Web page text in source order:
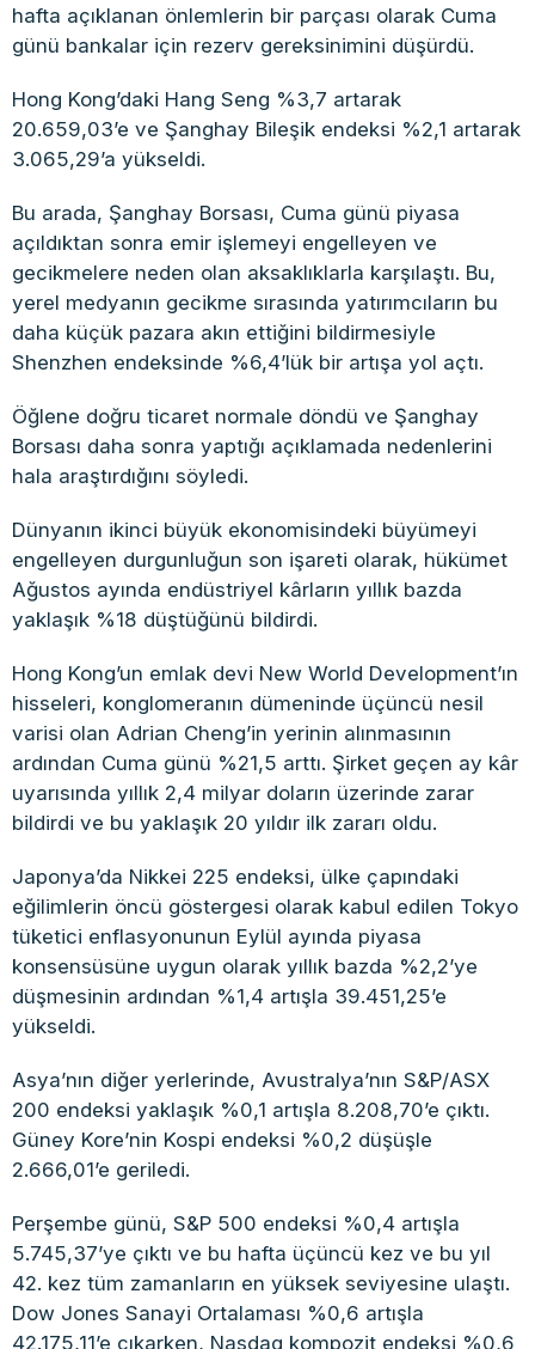
hafta açıklanan önlemlerin bir parçası olarak Cuma
günü bankalar için rezerv gereksinimini düşürdü.
Hong Kong’daki Hang Seng %3,7 artarak
20.659,03’e ve Şanghay Bileşik endeksi %2,1 artarak
3.065,29’a yükseldi.
Bu arada, Şanghay Borsası, Cuma günü piyasa
açıldıktan sonra emir işlemeyi engelleyen ve
gecikmelere neden olan aksaklıklarla karşılaştı. Bu,
yerel medyanın gecikme sırasında yatırımcıların bu
daha küçük pazara akın ettiğini bildirmesiyle
Shenzhen endeksinde %6,4’lük bir artışa yol açtı.
Öğlene doğru ticaret normale döndü ve Şanghay
Borsası daha sonra yaptığı açıklamada nedenlerini
hala araştırdığını söyledi.
Dünyanın ikinci büyük ekonomisindeki büyümeyi
engelleyen durgunluğun son işareti olarak, hükümet
Ağustos ayında endüstriyel kârların yıllık bazda
yaklaşık %18 düştüğünü bildirdi.
Hong Kong’un emlak devi New World Development’ın
hisseleri, konglomeranın dümeninde üçüncü nesil
varisi olan Adrian Cheng’in yerinin alınmasının
ardından Cuma günü %21,5 arttı. Şirket geçen ay kâr
uyarısında yıllık 2,4 milyar doların üzerinde zarar
bildirdi ve bu yaklaşık 20 yıldır ilk zararı oldu.
Japonya’da Nikkei 225 endeksi, ülke çapındaki
eğilimlerin öncü göstergesi olarak kabul edilen Tokyo
tüketici enflasyonunun Eylül ayında piyasa
konsensüsüne uygun olarak yıllık bazda %2,2’ye
düşmesinin ardından %1,4 artışla 39.451,25’e
yükseldi.
Asya’nın diğer yerlerinde, Avustralya’nın S&P/ASX
200 endeksi yaklaşık %0,1 artışla 8.208,70’e çıktı.
Güney Kore’nin Kospi endeksi %0,2 düşüşle
2.666,01’e geriledi.
Perşembe günü, S&P 500 endeksi %0,4 artışla
5.745,37’ye çıktı ve bu hafta üçüncü kez ve bu yıl
42. kez tüm zamanların en yüksek seviyesine ulaştı.
Dow Jones Sanayi Ortalaması %0,6 artışla
42.175,11’e çıkarken, Nasdaq kompozit endeksi %0,6